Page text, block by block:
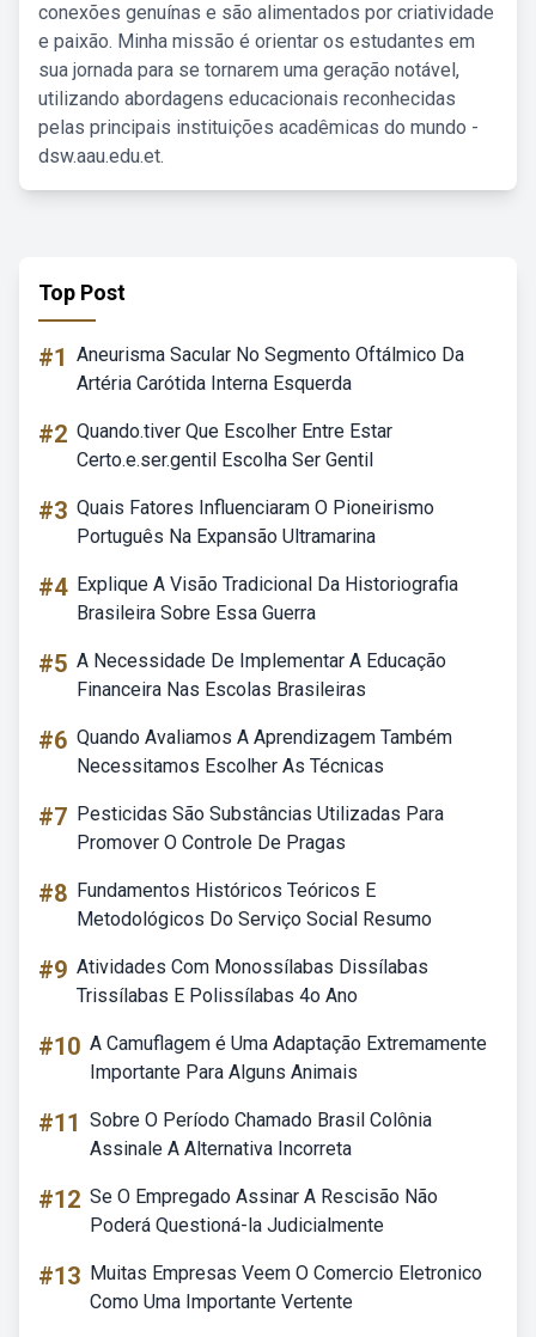
conexões genuínas e são alimentados por criatividade
e paixão. Minha missão é orientar os estudantes em
sua jornada para se tornarem uma geração notável,
utilizando abordagens educacionais reconhecidas
pelas principais instituições acadêmicas do mundo -
dsw.aau.edu.et.
Top Post
#1 Aneurisma Sacular No Segmento Oftálmico Da
Artéria Carótida Interna Esquerda
#2 Quando.tiver Que Escolher Entre Estar
Certo.e.ser.gentil Escolha Ser Gentil
#3 Quais Fatores Influenciaram O Pioneirismo
Português Na Expansão Ultramarina
#4 Explique A Visão Tradicional Da Historiografia
Brasileira Sobre Essa Guerra
#5 A Necessidade De Implementar A Educação
Financeira Nas Escolas Brasileiras
#6 Quando Avaliamos A Aprendizagem Também
Necessitamos Escolher As Técnicas
#7 Pesticidas São Substâncias Utilizadas Para
Promover O Controle De Pragas
#8 Fundamentos Históricos Teóricos E
Metodológicos Do Serviço Social Resumo
#9 Atividades Com Monossílabas Dissílabas
Trissílabas E Polissílabas 4o Ano
#10 A Camuflagem é Uma Adaptação Extremamente
Importante Para Alguns Animais
#11 Sobre O Período Chamado Brasil Colônia
Assinale A Alternativa Incorreta
#12 Se O Empregado Assinar A Rescisão Não
Poderá Questioná-la Judicialmente
#13 Muitas Empresas Veem O Comercio Eletronico
Como Uma Importante Vertente